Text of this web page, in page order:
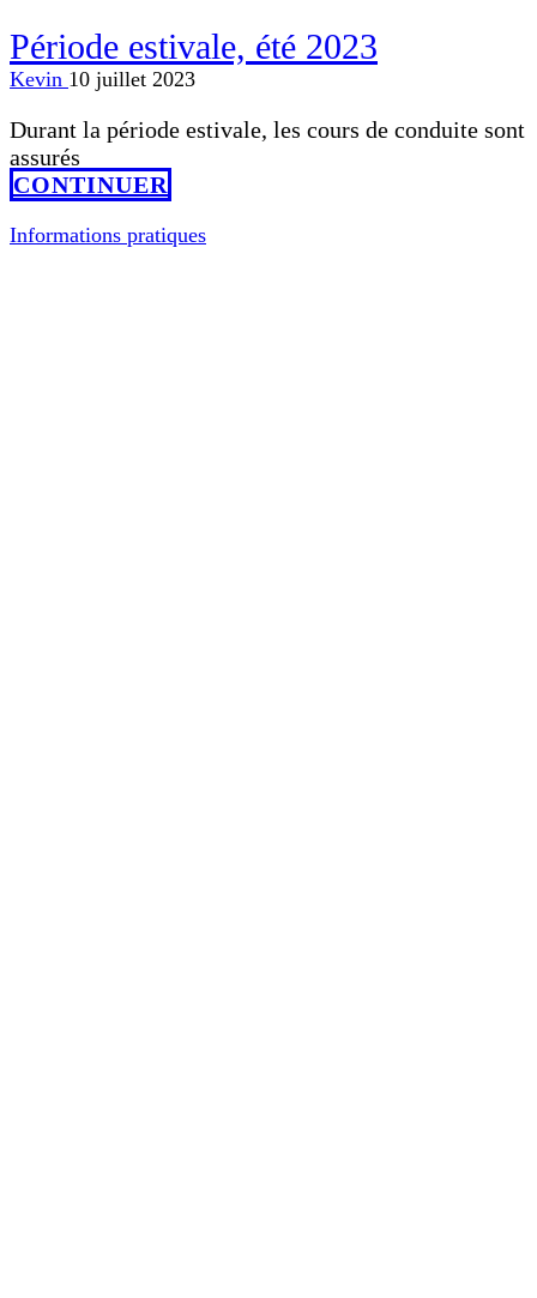
Période estivale, été 2023
Kevin 10 juillet 2023
Durant la période estivale, les cours de conduite sont
assurés
CONTINUER
Informations pratiques